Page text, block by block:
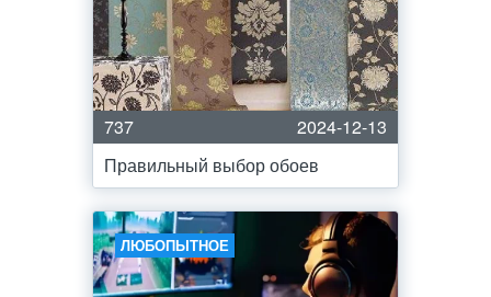
737
2024-12-13
Правильный выбор обоев
ЛЮБОПЫТНОЕ